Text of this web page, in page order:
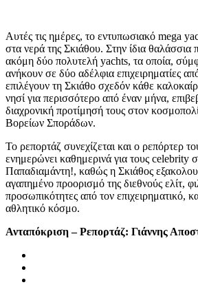
Αυτές τις ημέρες, το εντυπωσιακό mega
στα νερά της Σκιάθου. Στην ίδια θαλάσσια
ακόμη δύο πολυτελή yachts, τα οποία,
ανήκουν σε δύο αδέλφια επιχειρηματίες
επιλέγουν τη Σκιάθο σχεδόν κάθε
νησί για περισσότερο από έναν μήνα,
διαχρονική προτίμησή τους στον
Βορείων Σποράδων.
Το ρεπορτάζ συνεχίζεται και ο ρεπόρτερ
ενημερώνει καθημερινά για τους celebrity
Παπαδιαμάντη!, καθώς η Σκιάθος
αγαπημένο προορισμό της διεθνούς ελίτ,
προσωπικότητες από τον επιχειρηματικό,
αθλητικό κόσμο.
Ανταπόκριση – Ρεπορτάζ: Γιάννης